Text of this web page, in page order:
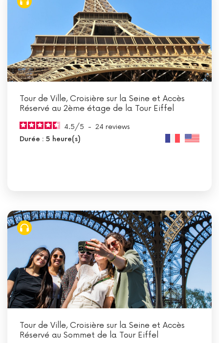
Tour de Ville, Croisière sur la Seine et Accès
Réservé au 2ème étage de la Tour Eiffel
4.5/5 - 24 reviews
Durée : 5 heure(s)
Tour de Ville, Croisière sur la Seine et Accès
Réservé au Sommet de la Tour Eiffel